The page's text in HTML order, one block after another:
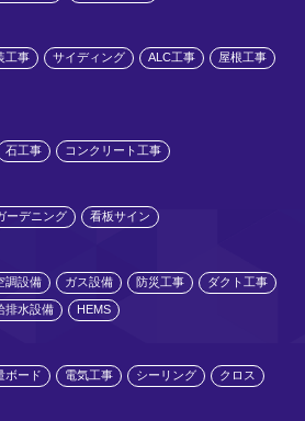
工事 サイディング ALC工事 屋根工事
石工事 コンクリート工事
ーデニング 看板サイン
調設備 ガス設備 防災工事 ダクト工事
排水設備 HEMS
ボード 電気工事 シーリング クロス